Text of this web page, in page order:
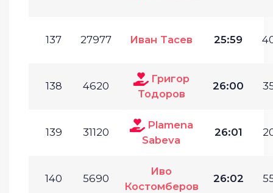
137 27977 Иван Тасев 25:59
138 4620
Григор
Тодоров
26:00
139 31120
Plamena
Sabeva
26:01
140 5690
Иво
Костомберов
26:02